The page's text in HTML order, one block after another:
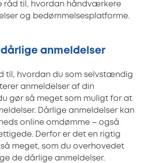
råd til, hvordan håndværkere
og bedømmelsesplatforme.
dårlige anmeldelser
til, hvordan du som selvstændig
anmeldelser af din
gør så meget som muligt for at
Dårlige anmeldelser kan
online omdømme – også
Derfor er det en rigtig
meget, som du overhovedet
de dårlige anmeldelser.